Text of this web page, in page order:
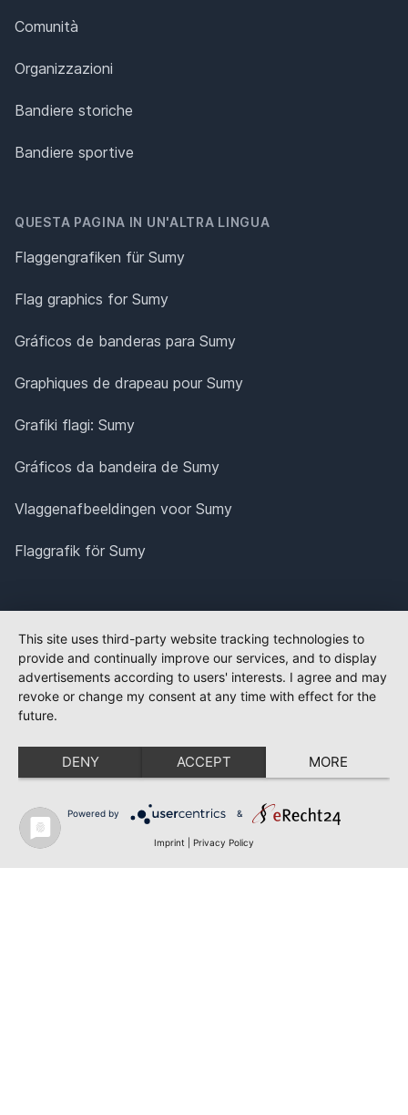
Comunità
Organizzazioni
Bandiere storiche
Bandiere sportive
QUESTA PAGINA IN UN'ALTRA LINGUA
Flaggengrafiken für Sumy
Flag graphics for Sumy
Gráficos de banderas para Sumy
Graphiques de drapeau pour Sumy
Grafiki flagi: Sumy
Gráficos da bandeira de Sumy
Vlaggenafbeeldingen voor Sumy
Flaggrafik för Sumy
This site uses third-party website tracking technologies to
provide and continually improve our services, and to display
advertisements according to users' interests. I agree and may
revoke or change my consent at any time with effect for the
future.
DENY ACCEPT MORE
Powered by &
Imprint Privacy Policy